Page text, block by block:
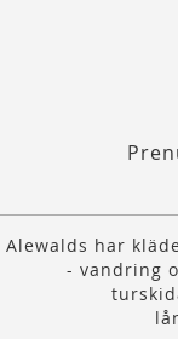
Alewalds har
- vandring